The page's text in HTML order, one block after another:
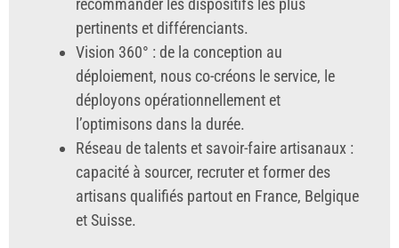
recommander les dispositifs les plus
pertinents et différenciants.
Vision 360° : de la conception au
déploiement, nous co-créons le service, le
déployons opérationnellement et
l’optimisons dans la durée.
Réseau de talents et savoir-faire artisanaux :
capacité à sourcer, recruter et former des
artisans qualifiés partout en France, Belgique
et Suisse.